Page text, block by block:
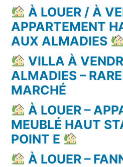
À LOUER / À
APPARTEMENT
AUX ALMADIES
VILLA À
ALMADIES –
MARCHÉ
À LOUER –
MEUBLÉ HAUT
POINT E
À LOUER –